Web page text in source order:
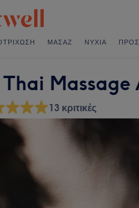
ΜΑΣΆΖ ΝΎΧΙΑ
Massage
13 κριτικές